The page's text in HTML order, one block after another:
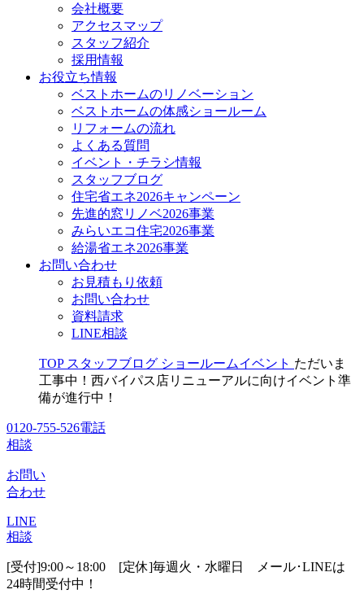
会社概要
アクセスマップ
スタッフ紹介
採用情報
お役立ち情報
ベストホームのリノベーション
ベストホームの体感ショールーム
リフォームの流れ
よくある質問
イベント・チラシ情報
スタッフブログ
住宅省エネ2026キャンペーン
先進的窓リノベ2026事業
みらいエコ住宅2026事業
給湯省エネ2026事業
お問い合わせ
お見積もり依頼
お問い合わせ
資料請求
LINE相談
TOP スタッフブログ ショールームイベント ただいま
工事中！西バイパス店リニューアルに向けイベント準
備が進行中！
0120-755-526電話
相談
お問い
合わせ
LINE
相談
[受付]9:00～18:00 [定休]毎週火・水曜日
メール･LINEは
24時間受付中！